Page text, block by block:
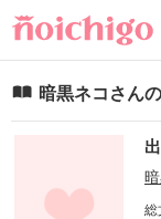
暗黒ネコさん
総